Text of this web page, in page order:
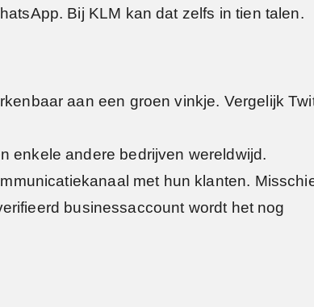
Bij KLM kan dat zelfs in tien talen.
aan een groen vinkje. Vergelijk
enkele andere bedrijven wereldwijd.
met hun klanten.
businessaccount wordt het nog